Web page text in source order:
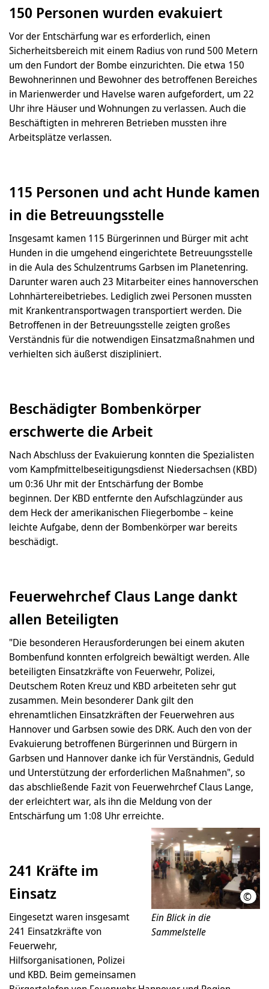
150 Personen wurden evakuiert
Vor der Entschärfung war es erforderlich, einen
Sicherheitsbereich mit einem Radius von rund 500 Metern
um den Fundort der Bombe einzurichten. Die etwa 150
Bewohnerinnen und Bewohner des betroffenen Bereiches
in Marienwerder und Havelse waren aufgefordert, um 22
Uhr ihre Häuser und Wohnungen zu verlassen. Auch die
Beschäftigten in mehreren Betrieben mussten ihre
Arbeitsplätze verlassen.
115 Personen und acht Hunde kamen
in die Betreuungsstelle
Insgesamt kamen 115 Bürgerinnen und Bürger mit acht
Hunden in die umgehend eingerichtete Betreuungsstelle
in die Aula des Schulzentrums Garbsen im Planetenring.
Darunter waren auch 23 Mitarbeiter eines hannoverschen
Lohnhärtereibetriebes. Lediglich zwei Personen mussten
mit Krankentransportwagen transportiert werden. Die
Betroffenen in der Betreuungsstelle zeigten großes
Verständnis für die notwendigen Einsatzmaßnahmen und
verhielten sich äußerst diszipliniert.
Beschädigter Bombenkörper
erschwerte die Arbeit
Nach Abschluss der Evakuierung konnten die Spezialisten
vom Kampfmittelbeseitigungsdienst Niedersachsen (KBD)
um 0:36 Uhr mit der Entschärfung der Bombe
beginnen. Der KBD entfernte den Aufschlagzünder aus
dem Heck der amerikanischen Fliegerbombe – keine
leichte Aufgabe, denn der Bombenkörper war bereits
beschädigt.
Feuerwehrchef Claus Lange dankt
allen Beteiligten
"Die besonderen Herausforderungen bei einem akuten
Bombenfund konnten erfolgreich bewältigt werden. Alle
beteiligten Einsatzkräfte von Feuerwehr, Polizei,
Deutschem Roten Kreuz und KBD arbeiteten sehr gut
zusammen. Mein besonderer Dank gilt den
ehrenamtlichen Einsatzkräften der Feuerwehren aus
Hannover und Garbsen sowie des DRK. Auch den von der
Evakuierung betroffenen Bürgerinnen und Bürgern in
Garbsen und Hannover danke ich für Verständnis, Geduld
und Unterstützung der erforderlichen Maßnahmen", so
das abschließende Fazit von Feuerwehrchef Claus Lange,
der erleichtert war, als ihn die Meldung von der
Entschärfung um 1:08 Uhr erreichte.
© LHH
Ein Blick in die
Sammelstelle
241 Kräfte im
Einsatz
Eingesetzt waren insgesamt
241 Einsatzkräfte von
Feuerwehr,
Hilfsorganisationen, Polizei
und KBD. Beim gemeinsamen